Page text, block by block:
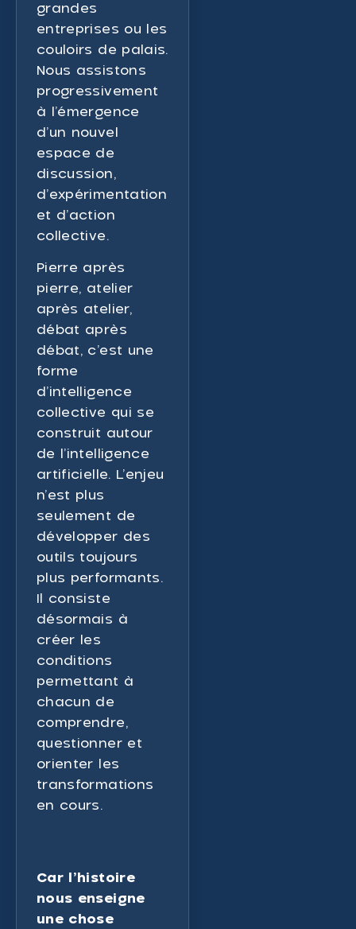
grandes
entreprises ou les
couloirs de palais.
Nous assistons
progressivement
à l’émergence
d’un nouvel
espace de
discussion,
d’expérimentation
et d’action
collective.
Pierre après
pierre, atelier
après atelier,
débat après
débat, c’est une
forme
d’intelligence
collective qui se
construit autour
de l’intelligence
artificielle. L’enjeu
n’est plus
seulement de
développer des
outils toujours
plus performants.
Il consiste
désormais à
créer les
conditions
permettant à
chacun de
comprendre,
questionner et
orienter les
transformations
en cours.
Car l’histoire
nous enseigne
une chose